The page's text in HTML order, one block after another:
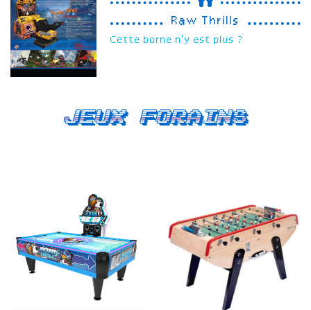
Raw Thrills
Cette borne n'y est plus ?
Jeux forains